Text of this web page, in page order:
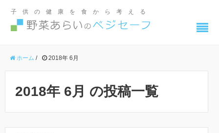
子供の健康を食から考える
ホーム / 2018年 6月
2018年 6月 の投稿一覧